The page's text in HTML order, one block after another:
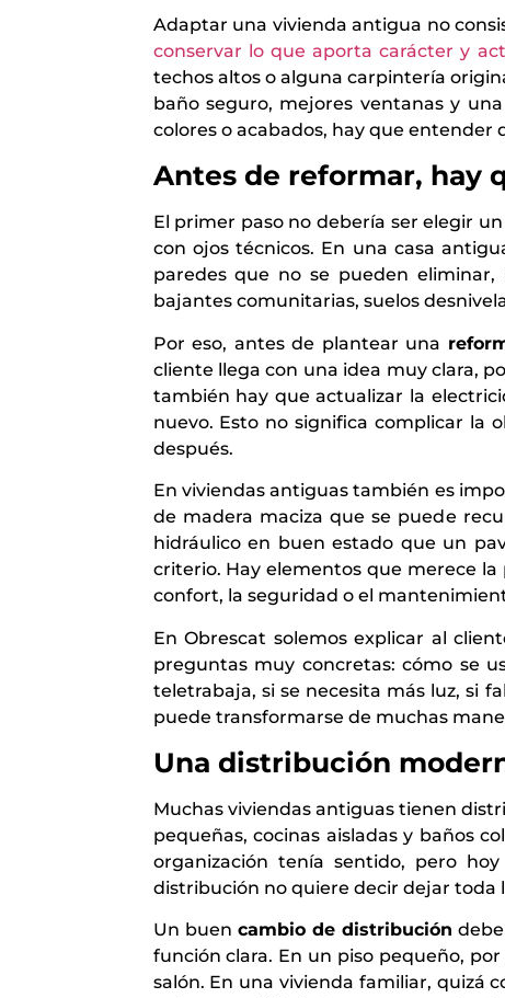
Adaptar una vivienda antigua no
conservar lo que aporta carácter y
techos altos o alguna carpintería
baño seguro, mejores ventanas y
colores o acabados, hay que entender
Antes de reformar, hay
El primer paso no debería ser elegir
con ojos técnicos. En una casa
paredes que no se pueden eliminar,
bajantes comunitarias, suelos
Por eso, antes de plantear una
cliente llega con una idea muy clara,
también hay que actualizar la
nuevo. Esto no significa complicar la
después.
En viviendas antiguas también es
de madera maciza que se puede
hidráulico en buen estado que un
criterio. Hay elementos que merece
confort, la seguridad o el
En Obrescat solemos explicar al
preguntas muy concretas: cómo se
teletrabaja, si se necesita más luz, si
puede transformarse de muchas
Una distribución
Muchas viviendas antiguas tienen
pequeñas, cocinas aisladas y baños
organización tenía sentido, pero
distribución no quiere decir dejar toda
Un buen cambio de distribución
función clara. En un piso pequeño,
salón. En una vivienda familiar, quizá